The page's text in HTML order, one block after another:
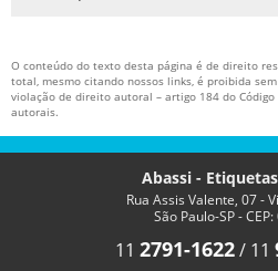
O conteúdo do texto desta página é de direito
total, mesmo citando nossos links, é proibida
violação de direito autoral – artigo 184 do Código
autorais.
Abassi -
Rua Assis Valente, 07 -
São Paulo-SP -
11 2791-1622/ 11